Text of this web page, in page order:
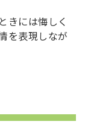
きには悔しく
を表現しなが